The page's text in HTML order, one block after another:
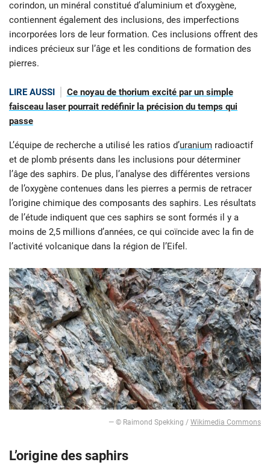
corindon, un minéral constitué d’aluminium et d’oxygène,
contiennent également des inclusions, des imperfections
incorporées lors de leur formation. Ces inclusions offrent des
indices précieux sur l’âge et les conditions de formation des
pierres.
LIRE AUSSI
Ce noyau de thorium excité par un simple
faisceau laser pourrait redéfinir la précision du temps qui
passe
L’équipe de recherche a utilisé les ratios d’uranium radioactif
et de plomb présents dans les inclusions pour déterminer
l’âge des saphirs. De plus, l’analyse des différentes versions
de l’oxygène contenues dans les pierres a permis de retracer
l’origine chimique des composants des saphirs. Les résultats
de l’étude indiquent que ces saphirs se sont formés il y a
moins de 2,5 millions d’années, ce qui coïncide avec la fin de
l’activité volcanique dans la région de l’Eifel.
— © Raimond Spekking / Wikimedia Commons
L’origine des saphirs